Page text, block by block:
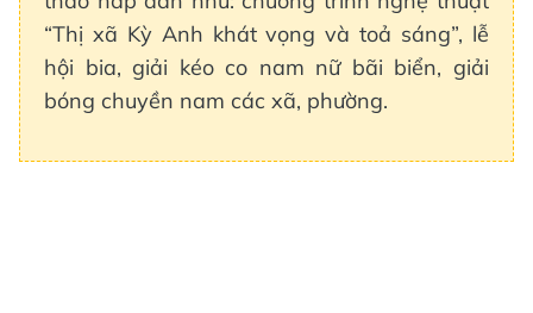
“Thị xã Kỳ Anh khát vọng và toả sáng”, lễ
hội bia, giải kéo co nam nữ bãi biển, giải
bóng chuyền nam các xã, phường.